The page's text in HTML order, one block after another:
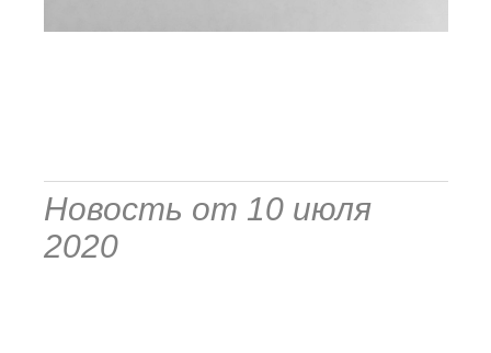
Новость от 10 июля
2020